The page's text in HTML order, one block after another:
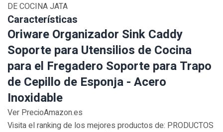
DE COCINA JATA
Características
Oriware Organizador Sink Caddy
Soporte para Utensilios de Cocina
para el Fregadero Soporte para Trapo
de Cepillo de Esponja - Acero
Inoxidable
Ver PrecioAmazon.es
Visita el ranking de los mejores productos de: PRODUCTOS